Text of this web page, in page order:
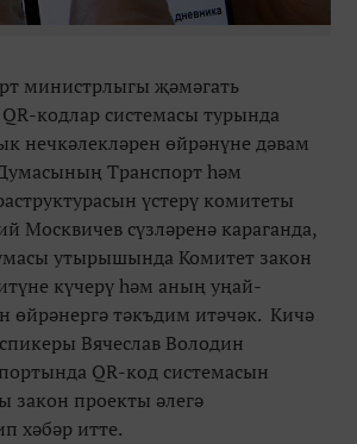
министрлыгы җәмәгать
кодлар системасы турында
нечкәлекләрен өйрәнүне дәвам
Транспорт һәм
үстерү комитеты
Москвичев сүзләренә караганда,
утырышында Комитет закон
күчерү һәм аның уңай-
өйрәнергә тәкъдим итәчәк. Кичә
Вячеслав Володин
QR-код системасын
закон проекты әлегә
хәбәр итте.